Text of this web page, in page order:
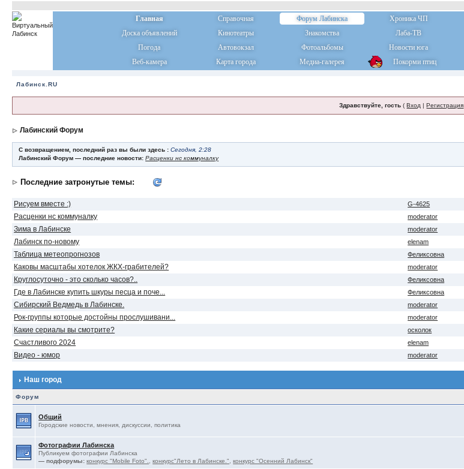
Главная Справочная Форум Лабинска
Хроника ЧП
Доска объявлений
Кинотеатры Знакомства
Лаба-ТВ
Погода
Автовокзал Фотоальбомы
Новости юга
Веб-камера
Карта города Медиа-галерея Покорми птиц
Лабинск.RU
Здравствуйте, гость (Вход |Регистрация
Лабинский Форум
С возвращением, последний раз вы были здесь :Сегодня, 2:28
Лабинский Форум — последние новости:Расценки нс коммуналку
Последние затронутые темы:
Рисуем вместе :) G-4625
Расценки нс коммуналку moderator
Зима в Лабинске moderator
Лабинск по-новому elenam
Таблица метеопрогнозов Феликсовна
Каковы масштабы хотелок ЖКХ-грабителей? moderator
Круглосуточно - это сколько часов?.. Феликсовна
Где в Лабинске купить шкуры песца и поче... Феликсовна
Сибирский Ведмедь в Лабинске. moderator
Рок-группы которые достойны прослушивани... moderator
Какие сериалы вы смотрите? осколок
Счастливого 2024 elenam
Видео - юмор moderator
Наш город
Форум
Общий
Городские новости, мнения, дискуссии, политика
Фотографии Лабинска
Публикуем фотографии Лабинска
— подфорумы: конкурс "Mobile Foto". ,конкурс"Лето в Лабинске." ,конкурс "Осенний Лабинск"